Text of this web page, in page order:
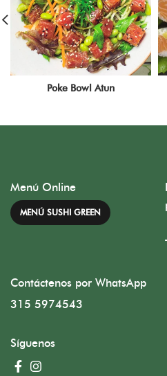
Poke Bowl Atun
Menú Online
MENÚ SUSHI GREEN
Contáctenos por WhatsApp
315 5974543
Síguenos